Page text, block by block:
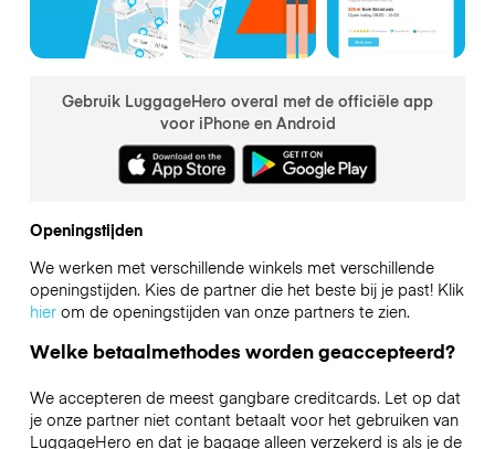
Gebruik LuggageHero overal met de officiële app
voor iPhone en Android
Openingstijden
We werken met verschillende winkels met verschillende
openingstijden. Kies de partner die het beste bij je past! Klik
hierom de openingstijden van onze partners te zien.
Welke betaalmethodes worden geaccepteerd?
We accepteren de meest gangbare creditcards. Let op dat
je onze partner niet contant betaalt voor het gebruiken van
LuggageHero en dat je bagage alleen verzekerd is als je de